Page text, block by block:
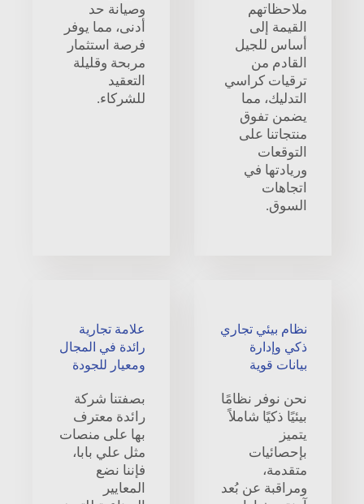
ملاحظاتهم
القيمة إلى
أساس للجيل
القادم من
ترقيات كراسي
التدليك، مما
يضمن تفوق
منتجاتنا على
التوقعات
وريادتها في
اتجاهات
السوق.
وصيانة حد
أدنى، مما يوفر
فرصة استثمار
مربحة وقليلة
التعقيد
للشركاء.
نظام بيئي تجاري
ذكي وإدارة
بيانات قوية
نحن نوفر نظامًا
بيئيًا ذكيًا شاملاً
يتميز
بإحصائيات
متقدمة،
ومراقبة عن بُعد
علامة تجارية
رائدة في المجال
ومعيار للجودة
بصفتنا شركة
رائدة معترف
بها على منصات
مثل علي بابا،
فإننا نضع
المعايير